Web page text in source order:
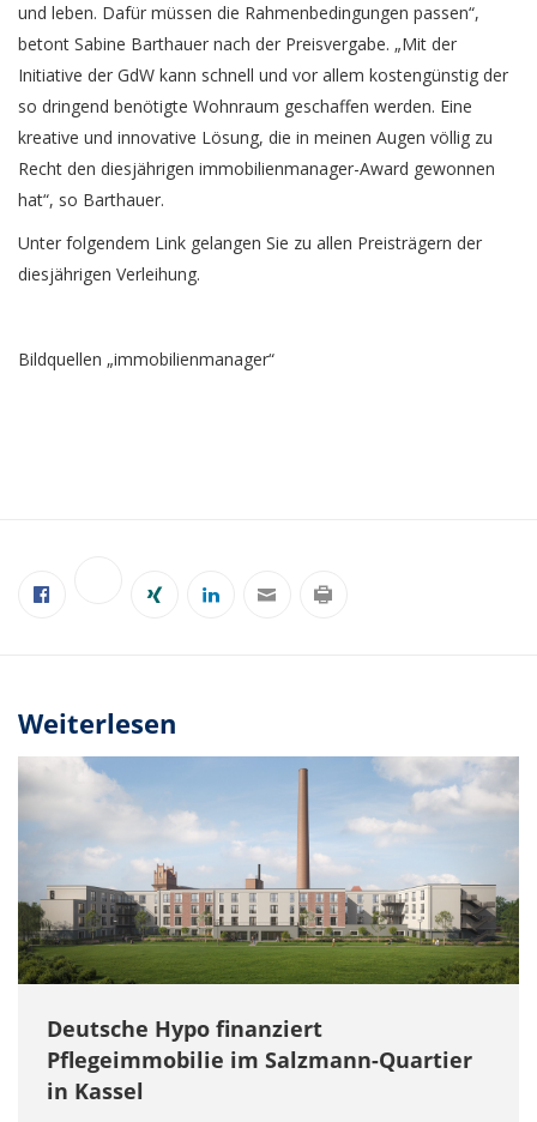
und leben. Dafür müssen die Rahmenbedingungen passen“,
betont Sabine Barthauer nach der Preisvergabe. „Mit der
Initiative der GdW kann schnell und vor allem kostengünstig der
so dringend benötigte Wohnraum geschaffen werden. Eine
kreative und innovative Lösung, die in meinen Augen völlig zu
Recht den diesjährigen immobilienmanager-Award gewonnen
hat“, so Barthauer.
Unter folgendem Link gelangen Sie zu allen Preisträgern der
diesjährigen Verleihung.
Bildquellen „immobilienmanager“
Weiterlesen
Deutsche Hypo finanziert
Pflegeimmobilie im Salzmann-Quartier
in Kassel